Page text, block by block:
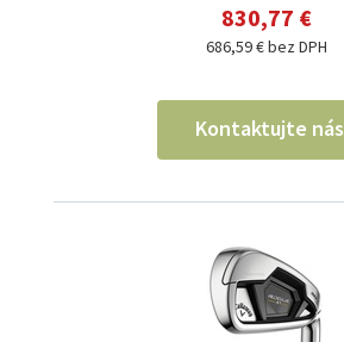
830,77 €
686,59 € bez DPH
Kontaktujte nás